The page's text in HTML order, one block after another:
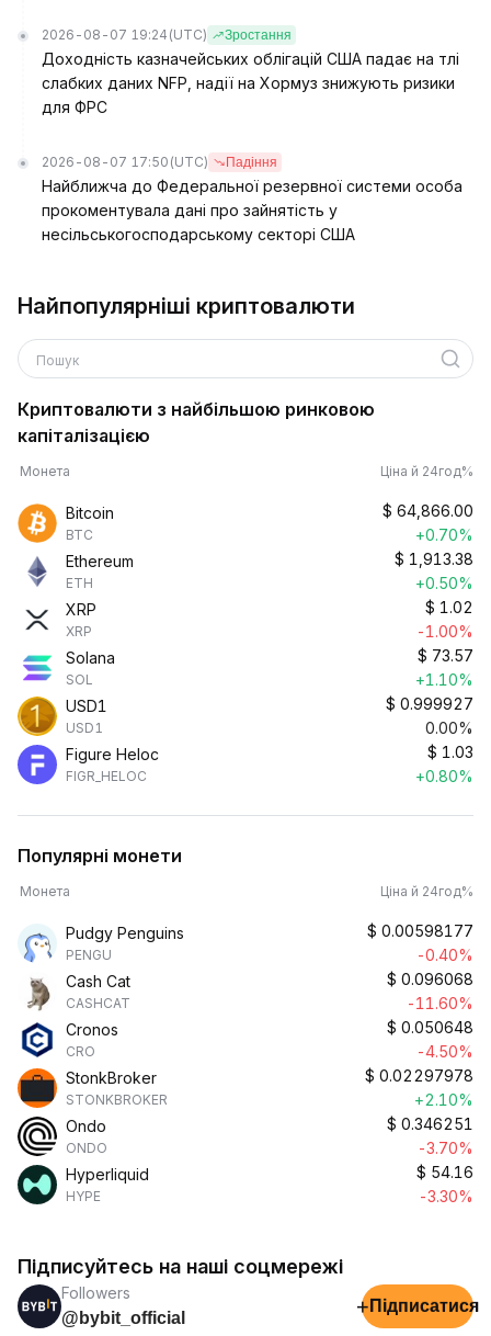
2026-08-07 19:24 (UTC) Зростання
Доходність казначейських облігацій США падає на тлі
слабких даних NFP, надії на Хормуз знижують ризики
для ФРС
2026-08-07 17:50 (UTC) Падіння
Найближча до Федеральної резервної системи особа
прокоментувала дані про зайнятість у
несільськогосподарському секторі США
Найпопулярніші криптовалюти
Пошук
Криптовалюти з найбільшою ринковою
капіталізацією
Монета Ціна й 24год%
Bitcoin
BTC
$ 64,866.00
+0.70%
Ethereum
ETH
$ 1,913.38
+0.50%
XRP
XRP
$ 1.02
-1.00%
Solana
SOL
$ 73.57
+1.10%
USD1
USD1
$ 0.999927
0.00%
Figure Heloc
FIGR_HELOC
$ 1.03
+0.80%
Популярні монети
Монета Ціна й 24год%
Pudgy Penguins
PENGU
$ 0.00598177
-0.40%
Cash Cat
CASHCAT
$ 0.096068
-11.60%
Cronos
CRO
$ 0.050648
-4.50%
StonkBroker
STONKBROKER
$ 0.02297978
+2.10%
Ondo
ONDO
$ 0.346251
-3.70%
Hyperliquid
HYPE
$ 54.16
-3.30%
Підписуйтесь на наші соцмережі
Followers
@bybit_official
+ Підписатися